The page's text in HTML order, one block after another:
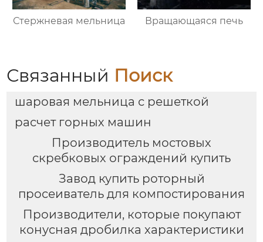
Стержневая мельница Вращающаяся печь
Связанный Поиск
шаровая мельница с решеткой
расчет горных машин
Производитель мостовых
скребковых ограждений купить
Завод купить роторный
просеиватель для компостирования
Производители, которые покупают
конусная дробилка характеристики